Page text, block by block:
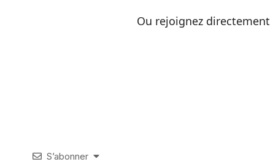
Ou rejoignez directement
S’abonner